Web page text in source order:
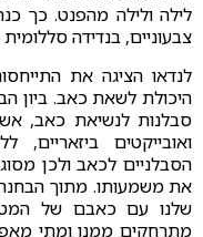
לילה ולילה מהפנט. כך
צבעוניים, בנדידה
לנדאו הציגה את
היכולת לשאת כאב. ביון
סבלנות לנשיאת כאב,
ואובייקטים ביזאריים,
הסבלניים לכאב ולכן
את משמעותו. מתוך
שלנו עם כאבם של
מתרחקים ממנו ומתי